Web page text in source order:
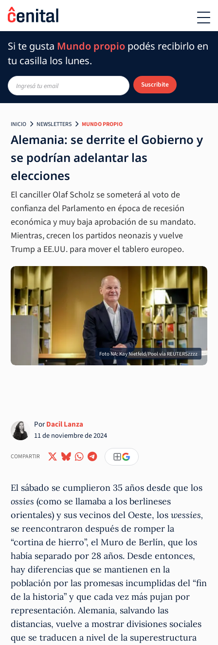
Si te gusta Mundo propio podés recibirlo en
tu casilla los lunes.
Suscribite
INICIO NEWSLETTERS MUNDO PROPIO
Alemania: se derrite el Gobierno y
se podrían adelantar las
elecciones
El canciller Olaf Scholz se someterá al voto de
confianza del Parlamento en época de recesión
económica y muy baja aprobación de su mandato.
Mientras, crecen los partidos neonazis y vuelve
Trump a EE.UU. para mover el tablero europeo.
Foto NA: Kay Nietfeld/Pool vía REUTERSzzzz
PorDacil Lanza
11 de noviembre de 2024
COMPARTIR
El sábado se cumplieron 35 años desde que los
ossies(como se llamaba a los berlineses
orientales) y sus vecinos del Oeste, loswessies,
se reencontraron después de romper la
“cortina de hierro”, el Muro de Berlín, que los
había separado por 28 años. Desde entonces,
hay diferencias que se mantienen en la
población por las promesas incumplidas del “fin
de la historia” y que cada vez más pujan por
representación. Alemania, salvando las
distancias, vuelve a mostrar divisiones sociales
que se traducen a nivel de la superestructura